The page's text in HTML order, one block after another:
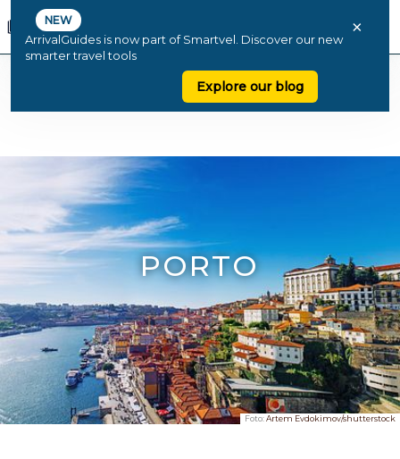
NEW
ArrivalGuides is now part of Smartvel. Discover our new
smarter travel tools
Explore our blog
×
PORTO
Foto:Artem Evdokimov/shutterstock